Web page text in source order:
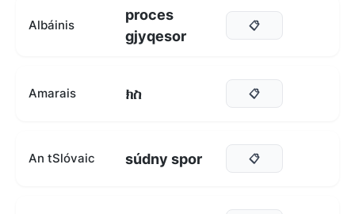
Albáinis
proces
gjyqesor
📋
Amarais ክስ 📋
An tSlóvaic súdny spor 📋